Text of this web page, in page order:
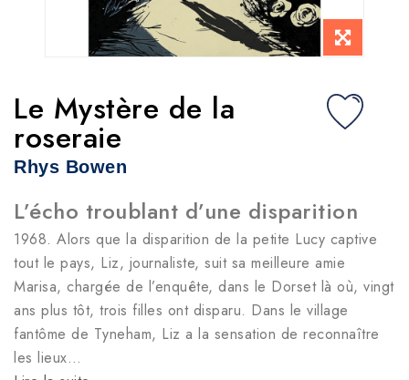
Le Mystère de la
roseraie
Rhys Bowen
L’écho troublant d’une disparition
1968. Alors que la disparition de la petite Lucy captive
tout le pays, Liz, journaliste, suit sa meilleure amie
Marisa, chargée de l’enquête, dans le Dorset là où, vingt
ans plus tôt, trois filles ont disparu. Dans le village
fantôme de Tyneham, Liz a la sensation de reconnaître
les lieux…